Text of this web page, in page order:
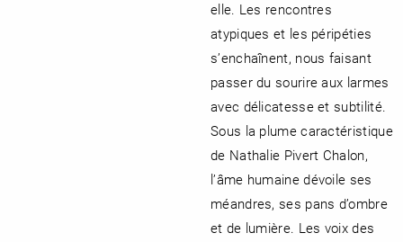
elle. Les rencontres
atypiques et les péripéties
s’enchaînent, nous faisant
passer du sourire aux larmes
avec délicatesse et subtilité.
Sous la plume caractéristique
de Nathalie Pivert Chalon,
l’âme humaine dévoile ses
méandres, ses pans d’ombre
et de lumière. Les voix des